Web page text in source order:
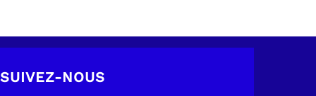
SUIVEZ-NOUS